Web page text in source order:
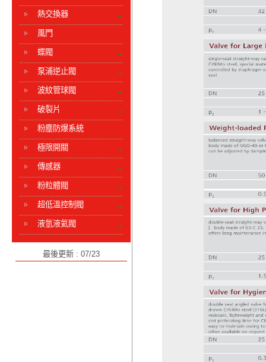
熱交換器
風門
蝶閥
泵浦逆止閥
波紋管球閥
破裂片
粉塵防爆系統
極限開關
傳感器
粉粒體閥
超低溫控制閥
液氫液氦閥
最後更新 : 07/23